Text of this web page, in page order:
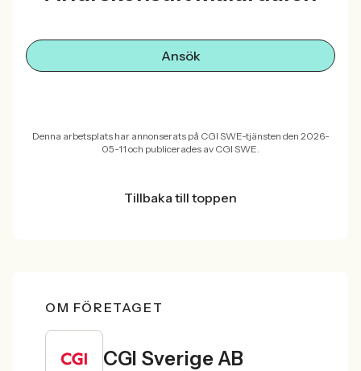
Ansök
Denna arbetsplats har annonserats på CGI SWE-tjänsten den 2026-
05-11 och publicerades av CGI SWE.
Tillbaka till toppen
OM FÖRETAGET
CGI Sverige AB